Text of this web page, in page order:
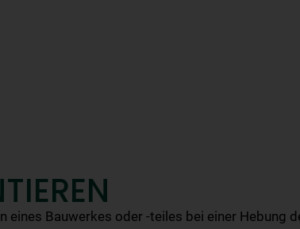
eines Bauwerkes oder -teiles bei einer Hebung